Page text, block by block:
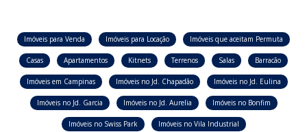
Imóveis para Venda Imóveis para Locação Imóveis que aceitam Permuta
Casas Apartamentos Kitnets Terrenos Salas Barracão
Imóveis em Campinas Imóveis no Jd. Chapadão Imóveis no Jd. Eulina
Imóveis no Jd. Garcia Imóveis no Jd. Aurelia Imóveis no Bonfim
Imóveis no Swiss Park Imóveis no Vila Industrial